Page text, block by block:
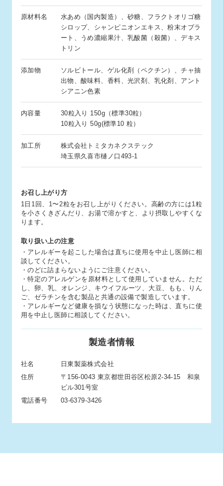
原材料名
水あめ（国内製造）、砂糖、フラクトオリゴ糖
シロップ、シャンピニオンエキス、粉末オブラ
ート、うめ濃縮果汁、乳酸菌（殺菌）、デキス
トリン
添加物
ソルビトール、ゲル化剤（ペクチン）、チャ抽
出物、酸味料、香料、光沢剤、乳化剤、アント
シアニン色素
内容量
30粒入り 150g（標準30粒）
10粒入り 50g(標準10 粒）
加工所
株式会社トミタカネクステック
埼玉県久喜市樋ノ口493-1
お召し上がり方
1日1回、1〜2粒をお召し上がりください。高齢の方には1粒
を小さくきざんだり、お湯で溶かすと、より摂取しやすくな
ります。
取り扱い上の注意
・アレルギーを起こした場合は直ちに使用を中止し医師に相
談してください。
・のどに詰まらないようにご注意ください。
・特定のアレルゲンを原材料として使用していません。ただ
し、卵、乳、オレンジ、キウイフルーツ、大豆、もも、りん
ご、ゼラチンを含む製品と共通の設備で製造しています。
・アレルギーなど健康を損なう状態になった時は、直ちに使
用を中止し医師に相談してください。
製造者情報
社名
日東製薬株式会社
住所
〒156-0043 東京都世田谷区松原2-34-15 和泉
ビル301号室
電話番号
03-6379-3426